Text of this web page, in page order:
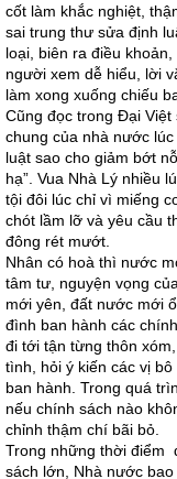
cốt làm khắc nghiệt,
sai trung thư sửa định
loại, biên ra điều
người xem dễ hiểu, lời
làm xong xuống chiếu
Cũng đọc trong Đại
chung của nhà nước
luật sao cho giảm bớt
hạ”. Vua Nhà Lý nhiều
tội đôi lúc chỉ vì miếng
chót lầm lỡ và yêu cầu
đông rét mướt.
Nhân có hoà thì nước
tâm tư, nguyện vọng
mới yên, đất nước mới
đình ban hành các
đi tới tận từng thôn
tình, hỏi ý kiến các vị
ban hành. Trong quá
nếu chính sách nào
chỉnh thậm chí bãi bỏ.
Trong những thời điểm
sách lớn, Nhà nước